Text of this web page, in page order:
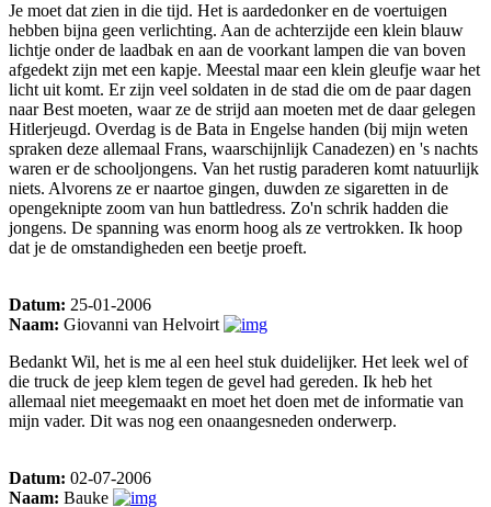
Je moet dat zien in die tijd. Het is aardedonker en de voertuigen
hebben bijna geen verlichting. Aan de achterzijde een klein blauw
lichtje onder de laadbak en aan de voorkant lampen die van boven
afgedekt zijn met een kapje. Meestal maar een klein gleufje waar het
licht uit komt. Er zijn veel soldaten in de stad die om de paar dagen
naar Best moeten, waar ze de strijd aan moeten met de daar gelegen
Hitlerjeugd. Overdag is de Bata in Engelse handen (bij mijn weten
spraken deze allemaal Frans, waarschijnlijk Canadezen) en 's nachts
waren er de schooljongens. Van het rustig paraderen komt natuurlijk
niets. Alvorens ze er naartoe gingen, duwden ze sigaretten in de
opengeknipte zoom van hun battledress. Zo'n schrik hadden die
jongens. De spanning was enorm hoog als ze vertrokken. Ik hoop
dat je de omstandigheden een beetje proeft.
Datum: 25-01-2006
Naam: Giovanni van Helvoirt
Bedankt Wil, het is me al een heel stuk duidelijker. Het leek wel of
die truck de jeep klem tegen de gevel had gereden. Ik heb het
allemaal niet meegemaakt en moet het doen met de informatie van
mijn vader. Dit was nog een onaangesneden onderwerp.
Datum: 02-07-2006
Naam: Bauke